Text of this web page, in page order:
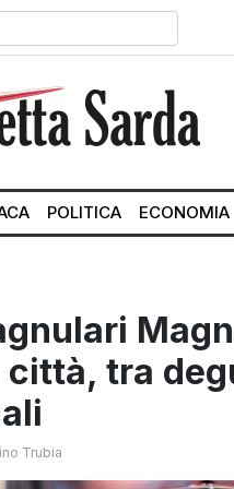
POLITICA ECONOMIA
tra
Trubia